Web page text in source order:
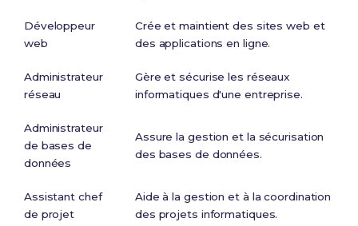
Développeur
web
Crée et maintient des sites web et
des applications en ligne.
Administrateur
réseau
Gère et sécurise les réseaux
informatiques d'une entreprise.
Administrateur
de bases de
données
Assure la gestion et la sécurisation
des bases de données.
Assistant chef
de projet
Aide à la gestion et à la coordination
des projets informatiques.